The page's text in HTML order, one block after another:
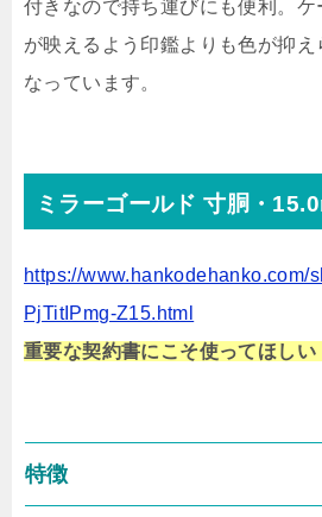
付きなので持ち運びにも便利。
が映えるよう印鑑よりも色が抑え
なっています。
ミラーゴールド 寸胴・
https://www.hankodehanko.com/
PjTitIPmg-Z15.html
重要な契約書にこそ使ってほしい
特徴